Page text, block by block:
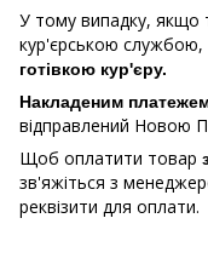
У тому випадку, якщо
кур'єрською
готівкою кур'єру.
Накладеним
відправлений Новою
Щоб оплатити товар
зв'яжіться з
реквізити для оплати.